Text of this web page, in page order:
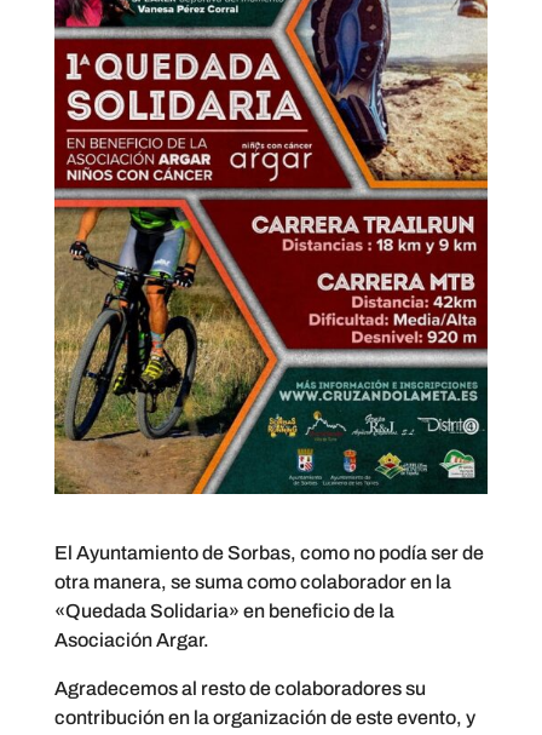
El Ayuntamiento de Sorbas, como no podía ser de
otra manera, se suma como colaborador en la
«Quedada Solidaria» en beneficio de la
Asociación Argar.
Agradecemos al resto de colaboradores su
contribución en la organización de este evento, y